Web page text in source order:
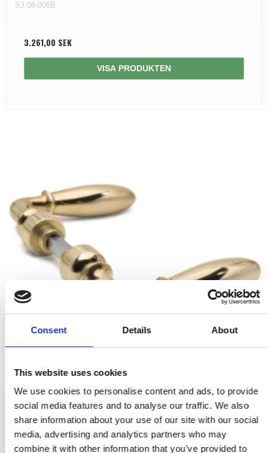
Consent Details About
This website uses cookies
We use cookies to personalise content and ads, to provide
social media features and to analyse our traffic. We also
share information about your use of our site with our social
media, advertising and analytics partners who may
combine it with other information that you’ve provided to
SJ.08-006B
3.261,00 SEK
VISA PRODUKTEN
Dörrhandtag utan rosetter - Mässing utan lack - Modell BAVIER
SJ.08-051Q